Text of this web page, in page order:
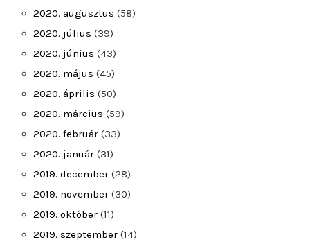
2020. augusztus (58)
2020. július (39)
2020. június (43)
2020. május (45)
2020. április (50)
2020. március (59)
2020. február (33)
2020. január (31)
2019. december (28)
2019. november (30)
2019. október (11)
2019. szeptember (14)